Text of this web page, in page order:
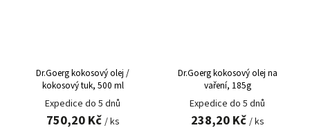
Dr.Goerg kokosový olej /
kokosový tuk, 500 ml
Expedice do 5 dnů
750,20 Kč / ks
Dr.Goerg kokosový olej na
vaření, 185g
Expedice do 5 dnů
238,20 Kč / ks